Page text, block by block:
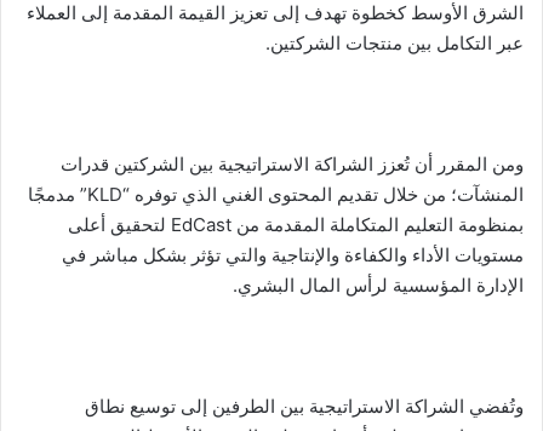
د
ا
ن
الشرق الأوسط كخطوة تهدف إلى تعزيز القيمة المقدمة إلى العملاء
عبر التكامل بين منتجات الشركتين.
ومن المقرر أن تُعزز الشراكة الاستراتيجية بين الشركتين قدرات
المنشآت؛ من خلال تقديم المحتوى الغني الذي توفره “KLD” مدمجًا
بمنظومة التعليم المتكاملة المقدمة من EdCast لتحقيق أعلى
مستويات الأداء والكفاءة والإنتاجية والتي تؤثر بشكل مباشر في
الإدارة المؤسسية لرأس المال البشري.
وتُفضي الشراكة الاستراتيجية بين الطرفين إلى توسيع نطاق